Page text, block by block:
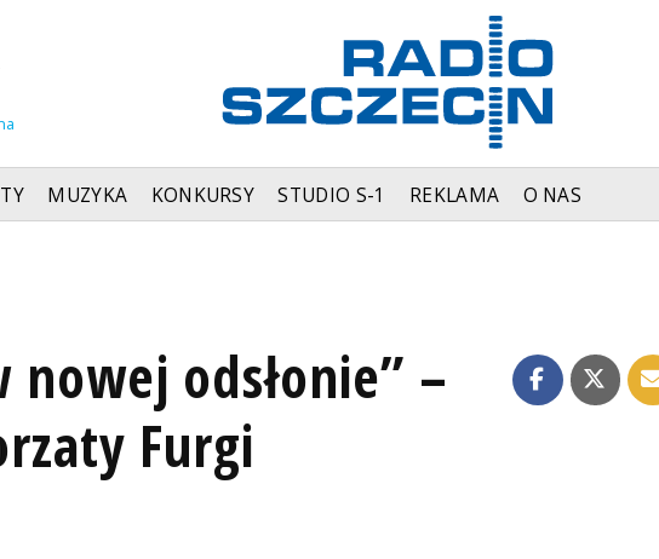
MUZYKA KONKURSY STUDIO S-1 REKLAMA O NAS
nowej odsłonie” –
Furgi